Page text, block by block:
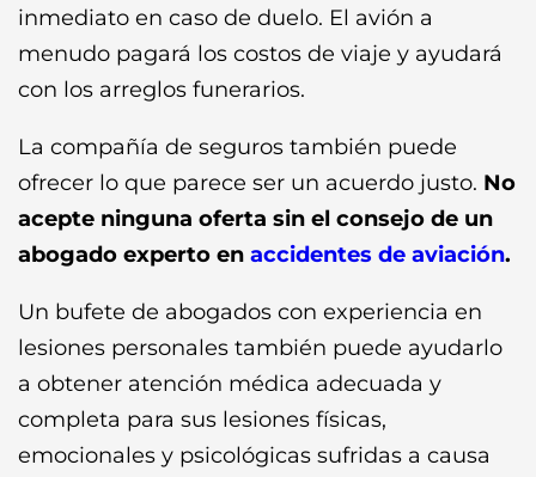
inmediato en caso de duelo. El avión a
menudo pagará los costos de viaje y ayudará
con los arreglos funerarios.
La compañía de seguros también puede
ofrecer lo que parece ser un acuerdo justo. No
acepte ninguna oferta sin el consejo de un
abogado experto en accidentes de aviación.
Un bufete de abogados con experiencia en
lesiones personales también puede ayudarlo
a obtener atención médica adecuada y
completa para sus lesiones físicas,
emocionales y psicológicas sufridas a causa